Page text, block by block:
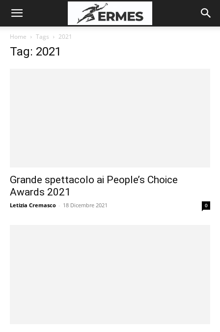
Home Tags 2021
Tag: 2021
Grande spettacolo ai People’s Choice
Awards 2021
Letizia Cremasco - 18 Dicembre 2021 0